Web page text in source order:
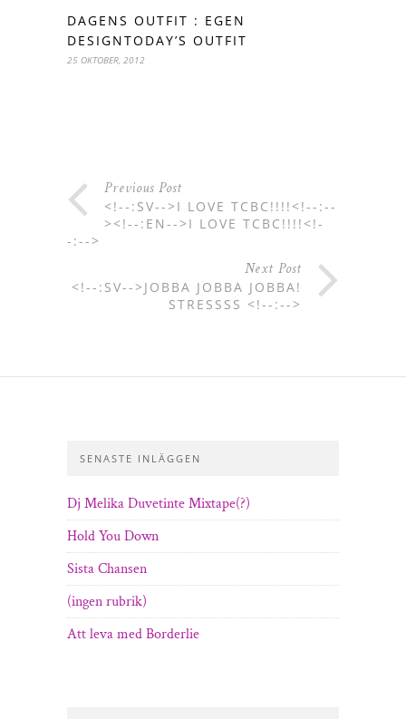
DAGENS OUTFIT : EGEN
DESIGNTODAY’S OUTFIT
25 OKTOBER, 2012
Previous Post
<!--:SV-->I LOVE TCBC!!!!<!--:--
><!--:EN-->I LOVE TCBC!!!!<!-
-:-->
Next Post
<!--:SV-->JOBBA JOBBA JOBBA!
STRESSSS <!--:-->
SENASTE INLÄGGEN
Dj Melika Duvetinte Mixtape(?)
Hold You Down
Sista Chansen
(ingen rubrik)
Att leva med Borderlie